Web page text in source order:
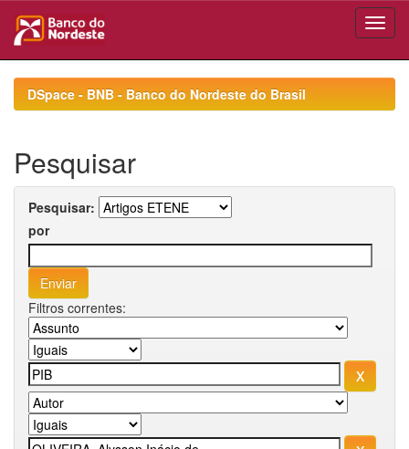
navigationDSpace - BNB - Banco do Nordeste do Brasil
Pesquisar
Pesquisar:
por
Filtros correntes: